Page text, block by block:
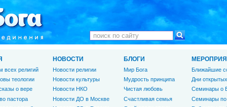
всех религий
теологии
о вере
пастора
НОВОСТИ
Новости религии
Новости культуры
Новости НКО
Новости ДО в Москве
БЛОГИ
Мир Бога
Мудрость принципа
Чистая любовь
Счастливая семья
Ближайшие
Дни
Семинары о
Семинары